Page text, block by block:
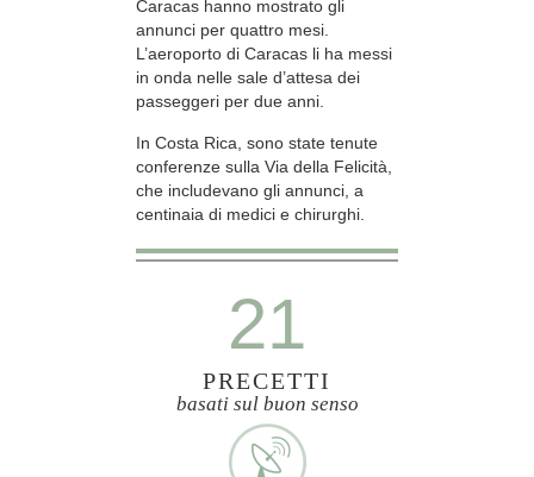
Caracas hanno mostrato gli
annunci per quattro mesi.
L’aeroporto di Caracas li ha messi
in onda nelle sale d’attesa dei
passeggeri per due anni.
In Costa Rica, sono state tenute
conferenze sulla Via della Felicità,
che includevano gli annunci, a
centinaia di medici e chirurghi.
21
PRECETTI
basati sul buon senso